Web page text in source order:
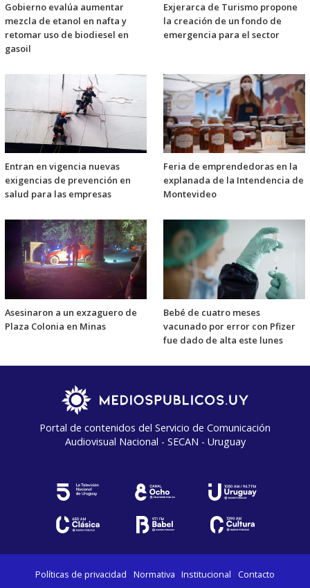
Gobierno evalúa aumentar
mezcla de etanol en nafta y
retomar uso de biodiesel en
gasoil
Exjerarca de Turismo propone
la creación de un fondo de
emergencia para el sector
Entran en vigencia nuevas
exigencias de prevención en
salud para las empresas
Feria de emprendedoras en la
explanada de la Intendencia de
Montevideo
Asesinaron a un exzaguero de
Plaza Colonia en Minas
Bebé de cuatro meses
vacunado por error con Pfizer
fue dado de alta este lunes
Portal de contenidos del Servicio de Comunicación
Audiovisual Nacional - SECAN - Uruguay
Políticas de privacidad Normativa Institucional Contacto